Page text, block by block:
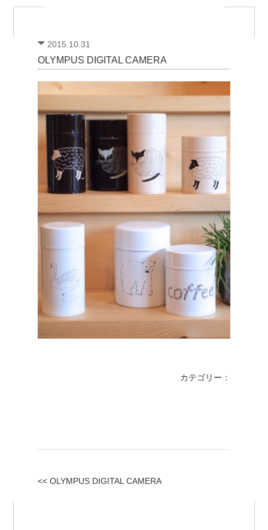
2015.10.31
OLYMPUS DIGITAL CAMERA
カテゴリー：
<< OLYMPUS DIGITAL CAMERA